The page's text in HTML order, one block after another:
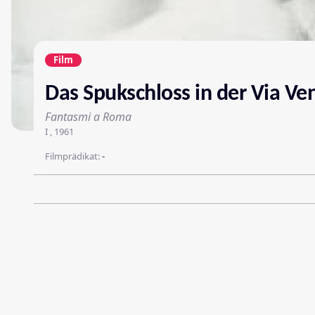
Film
Das Spukschloss in der Via
Fantasmi a Roma
I , 1961
Filmprädikat:-